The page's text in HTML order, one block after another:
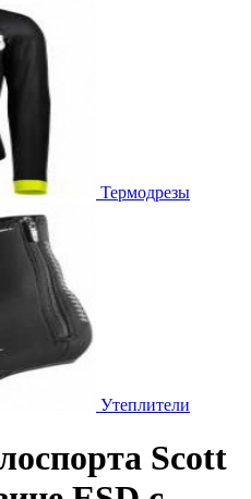
Термодрезы
Утеплители
Scott